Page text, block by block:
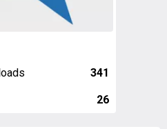
341
26